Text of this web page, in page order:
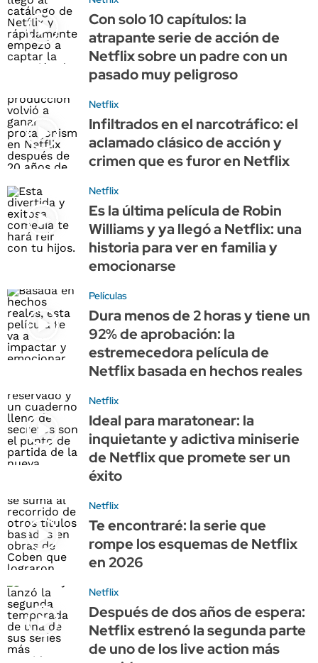
Con solo 10 capítulos: la
atrapante serie de acción de
Netflix sobre un padre con un
pasado muy peligroso
Netflix
Infiltrados en el narcotráfico: el
aclamado clásico de acción y
crimen que es furor en Netflix
Netflix
Es la última película de Robin
Williams y ya llegó a Netflix: una
historia para ver en familia y
emocionarse
Películas
Dura menos de 2 horas y tiene un
92% de aprobación: la
estremecedora película de
Netflix basada en hechos reales
Netflix
Ideal para maratonear: la
inquietante y adictiva miniserie
de Netflix que promete ser un
éxito
Netflix
Te encontraré: la serie que
rompe los esquemas de Netflix
en 2026
Netflix
Después de dos años de espera:
Netflix estrenó la segunda parte
de uno de los live action más